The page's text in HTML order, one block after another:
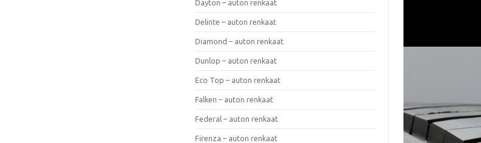
Dayton – auton renkaat
Delinte – auton renkaat
Diamond – auton renkaat
Dunlop – auton renkaat
Eco Top – auton renkaat
Falken – auton renkaat
Federal – auton renkaat
Firenza – auton renkaat